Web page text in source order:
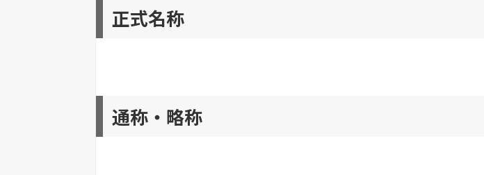
正式名称
通称・略称